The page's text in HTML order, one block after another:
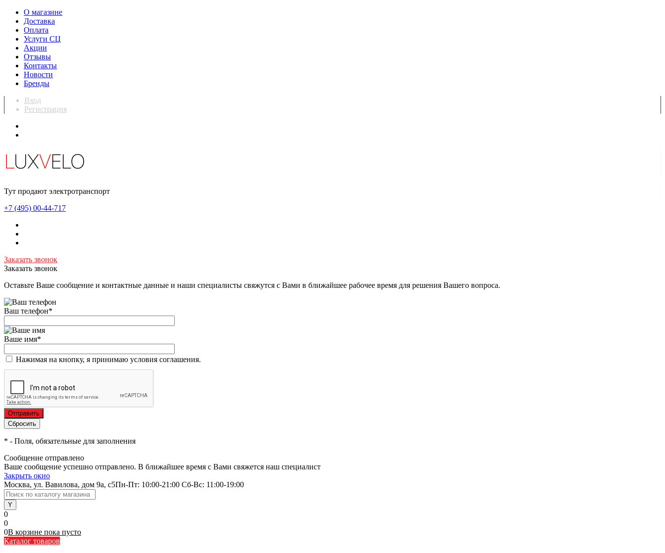
О магазине
Доставка
Оплата
Услуги СЦ
Акции
Отзывы
Контакты
Новости
Бренды
Вход
Регистрация
Тут продают электротранспорт
+7 (495) 00-44-717
Заказать звонок
Заказать звонок
Оставьте Ваше сообщение и контактные данные и наши специалисты свяжутся с Вами в ближайшее рабочее время для решения Вашего вопроса.
Ваш телефон*
Ваше имя*
Нажимая на кнопку, я принимаю условия соглашения.
* - Поля, обязательные для заполнения
Сообщение отправлено
Ваше сообщение успешно отправлено. В ближайшее время с Вами свяжется наш специалист
Закрыть окно
Москва, ул. Вавилова, дом 9а, с5Пн-Пт: 10:00-21:00 Сб-Вс: 11:00-19:00
0
0
0В корзине пока пусто
Каталог товаров